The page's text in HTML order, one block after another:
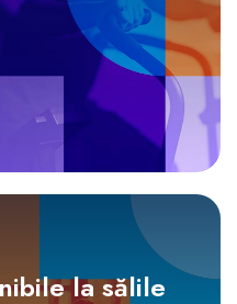
la sălile